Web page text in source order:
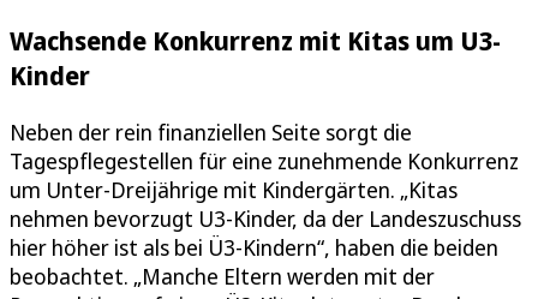
Wachsende Konkurrenz mit Kitas um U3-
Kinder
Neben der rein finanziellen Seite sorgt die
Tagespflegestellen für eine zunehmende Konkurrenz
um Unter-Dreijährige mit Kindergärten. „Kitas
nehmen bevorzugt U3-Kinder, da der Landeszuschuss
hier höher ist als bei Ü3-Kindern“, haben die beiden
beobachtet. „Manche Eltern werden mit der